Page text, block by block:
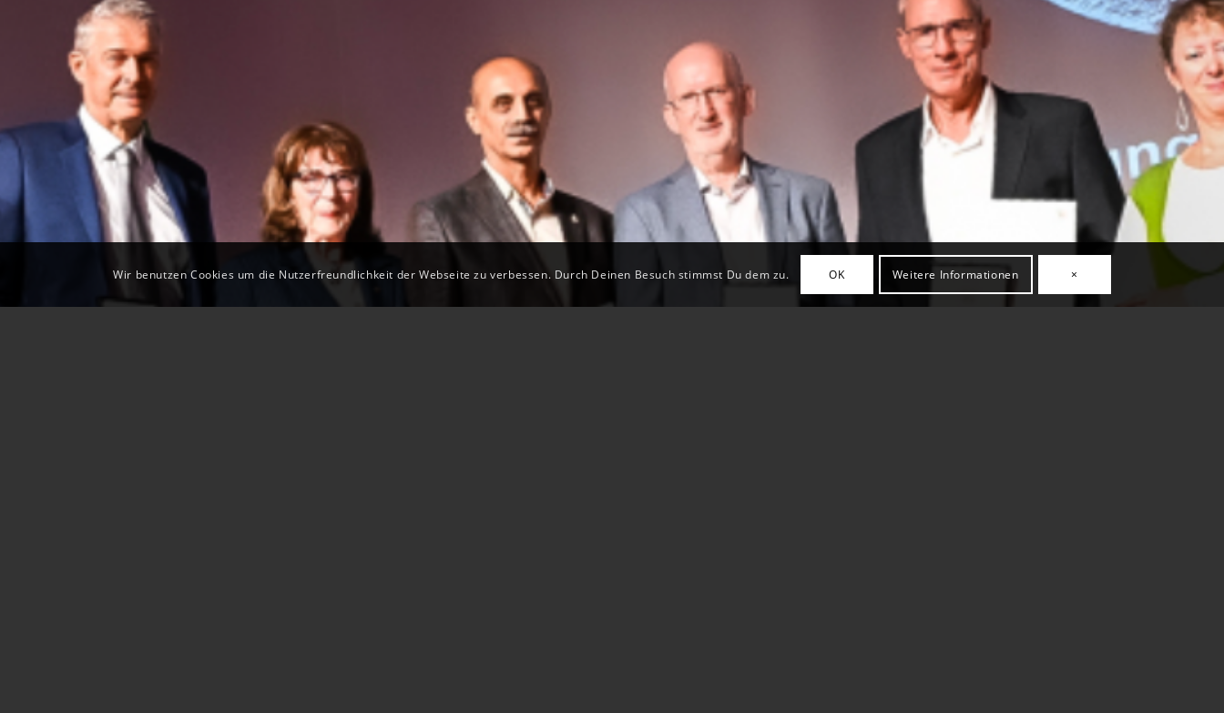
Wir benutzen Cookies um die Nutzerfreundlichkeit der Webseite zu verbessen. Durch Deinen Besuch stimmst Du dem zu. OK Weitere Informationen ×